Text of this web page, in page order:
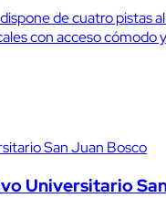
de cuatro pistas
con acceso cómodo
Universitario